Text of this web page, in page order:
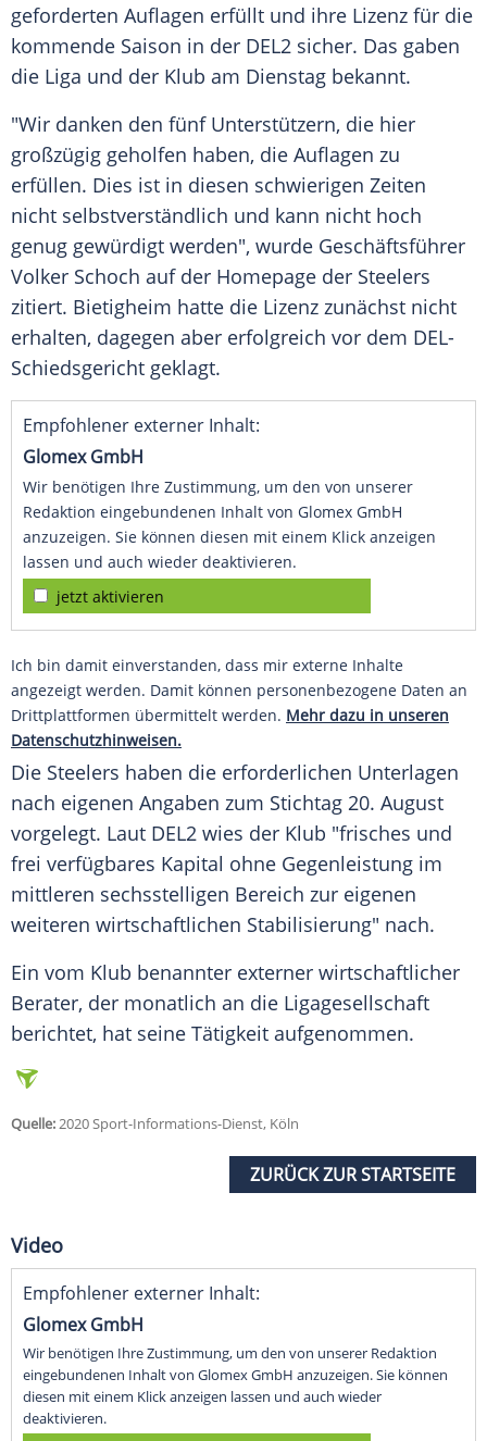
geforderten Auflagen erfüllt und ihre Lizenz für die
kommende Saison in der DEL2 sicher. Das gaben
die Liga und der Klub am Dienstag bekannt.
"Wir danken den fünf Unterstützern, die hier
großzügig geholfen haben, die Auflagen zu
erfüllen. Dies ist in diesen schwierigen Zeiten
nicht selbstverständlich und kann nicht hoch
genug gewürdigt werden", wurde Geschäftsführer
Volker Schoch auf der Homepage der Steelers
zitiert. Bietigheim hatte die Lizenz zunächst nicht
erhalten, dagegen aber erfolgreich vor dem DEL-
Schiedsgericht geklagt.
Empfohlener externer Inhalt:
Glomex GmbH
Wir benötigen Ihre Zustimmung, um den von unserer
Redaktion eingebundenen Inhalt von Glomex GmbH
anzuzeigen. Sie können diesen mit einem Klick anzeigen
lassen und auch wieder deaktivieren.
jetzt aktivieren
Ich bin damit einverstanden, dass mir externe Inhalte
angezeigt werden. Damit können personenbezogene Daten an
Drittplattformen übermittelt werden. Mehr dazu in unseren
Datenschutzhinweisen.
Die Steelers haben die erforderlichen Unterlagen
nach eigenen Angaben zum Stichtag 20. August
vorgelegt. Laut DEL2 wies der Klub "frisches und
frei verfügbares Kapital ohne Gegenleistung im
mittleren sechsstelligen Bereich zur eigenen
weiteren wirtschaftlichen Stabilisierung" nach.
Ein vom Klub benannter externer wirtschaftlicher
Berater, der monatlich an die Ligagesellschaft
berichtet, hat seine Tätigkeit aufgenommen.
Quelle:2020 Sport-Informations-Dienst, Köln
ZURÜCK ZUR STARTSEITE
Video
Empfohlener externer Inhalt:
Glomex GmbH
Wir benötigen Ihre Zustimmung, um den von unserer Redaktion
eingebundenen Inhalt von Glomex GmbH anzuzeigen. Sie können
diesen mit einem Klick anzeigen lassen und auch wieder
deaktivieren.